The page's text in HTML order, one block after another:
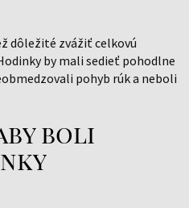
dôležité zvážiť celkovú
by mali sedieť pohodlne
pohyb rúk a neboli
boli